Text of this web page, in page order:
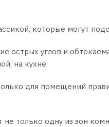
которые могут
острых углов и
на кухне.
для помещений
только одну из зон